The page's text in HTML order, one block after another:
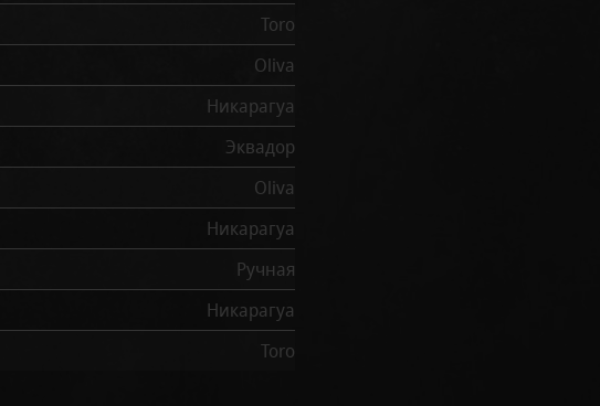
Toro
Oliva
Никарагуа
Эквадор
Oliva
Никарагуа
Ручная
Никарагуа
Toro